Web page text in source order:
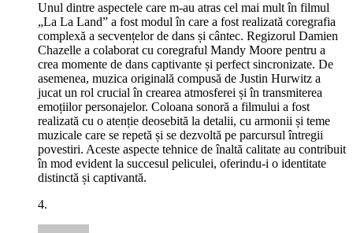
Unul dintre aspectele care m-au atras cel mai mult în filmul
„La La Land” a fost modul în care a fost realizată coregrafia
complexă a secvențelor de dans și cântec. Regizorul Damien
Chazelle a colaborat cu coregraful Mandy Moore pentru a
crea momente de dans captivante și perfect sincronizate. De
asemenea, muzica originală compusă de Justin Hurwitz a
jucat un rol crucial în crearea atmosferei și în transmiterea
emoțiilor personajelor. Coloana sonoră a filmului a fost
realizată cu o atenție deosebită la detalii, cu armonii și teme
muzicale care se repetă și se dezvoltă pe parcursul întregii
povestiri. Aceste aspecte tehnice de înaltă calitate au contribuit
în mod evident la succesul peliculei, oferindu-i o identitate
distinctă și captivantă.
4.